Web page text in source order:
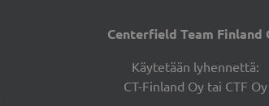
Centerfield Team Finland
Käytetään lyhennettä:
CT-Finland Oy tai CTF Oy